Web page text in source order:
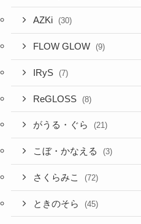
AZKi (30)
FLOW GLOW (9)
IRyS (7)
ReGLOSS (8)
がうる・ぐら (21)
こぼ・かなえる (3)
さくらみこ (72)
ときのそら (45)